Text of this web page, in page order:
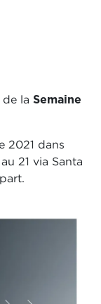
la Semaine
2021 dans
21 via Santa